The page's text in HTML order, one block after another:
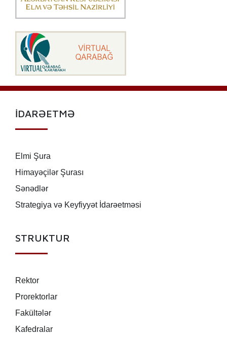
İDARƏETMƏ
Elmi Şura
Himayəçilər Şurası
Sənədlər
Strategiya və Keyfiyyət İdarəetməsi
STRUKTUR
Rektor
Prorektorlar
Fakültələr
Kafedralar